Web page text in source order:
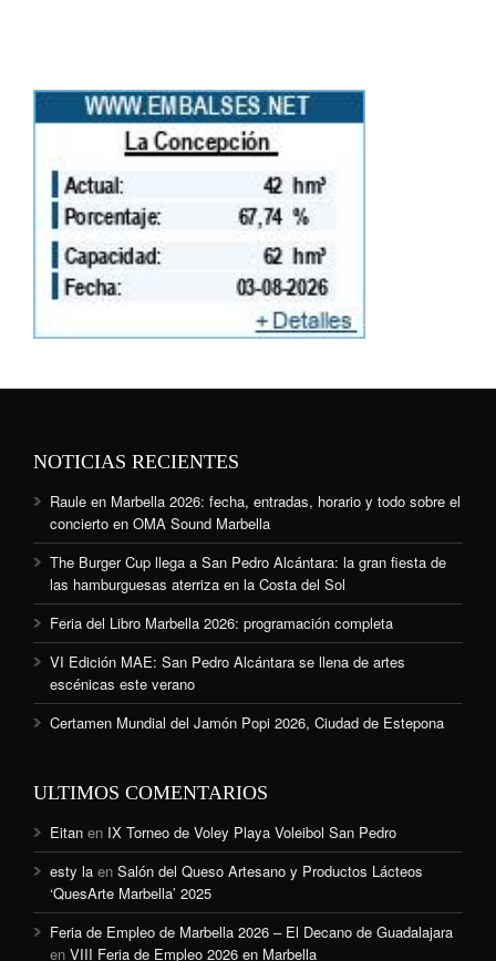
NOTICIAS RECIENTES
Raule en Marbella 2026: fecha, entradas, horario y todo sobre el
concierto en OMA Sound Marbella
The Burger Cup llega a San Pedro Alcántara: la gran fiesta de
las hamburguesas aterriza en la Costa del Sol
Feria del Libro Marbella 2026: programación completa
VI Edición MAE: San Pedro Alcántara se llena de artes
escénicas este verano
Certamen Mundial del Jamón Popi 2026, Ciudad de Estepona
ULTIMOS COMENTARIOS
Eitan en IX Torneo de Voley Playa Voleibol San Pedro
esty la en Salón del Queso Artesano y Productos Lácteos
‘QuesArte Marbella’ 2025
Feria de Empleo de Marbella 2026 – El Decano de Guadalajara
en VIII Feria de Empleo 2026 en Marbella